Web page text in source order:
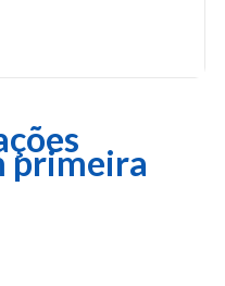
primeira